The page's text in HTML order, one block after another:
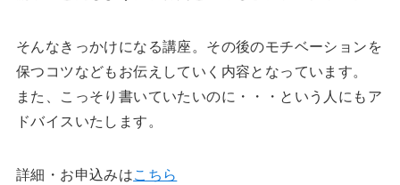
そんなきっかけになる講座。その後のモチベーションを
保つコツなどもお伝えしていく内容となっています。
また、こっそり書いていたいのに・・・という人にもア
ドバイスいたします。
詳細・お申込みはこちら